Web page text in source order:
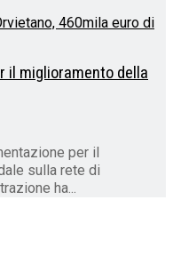
il miglioramento della
per il
sulla rete di
ha...